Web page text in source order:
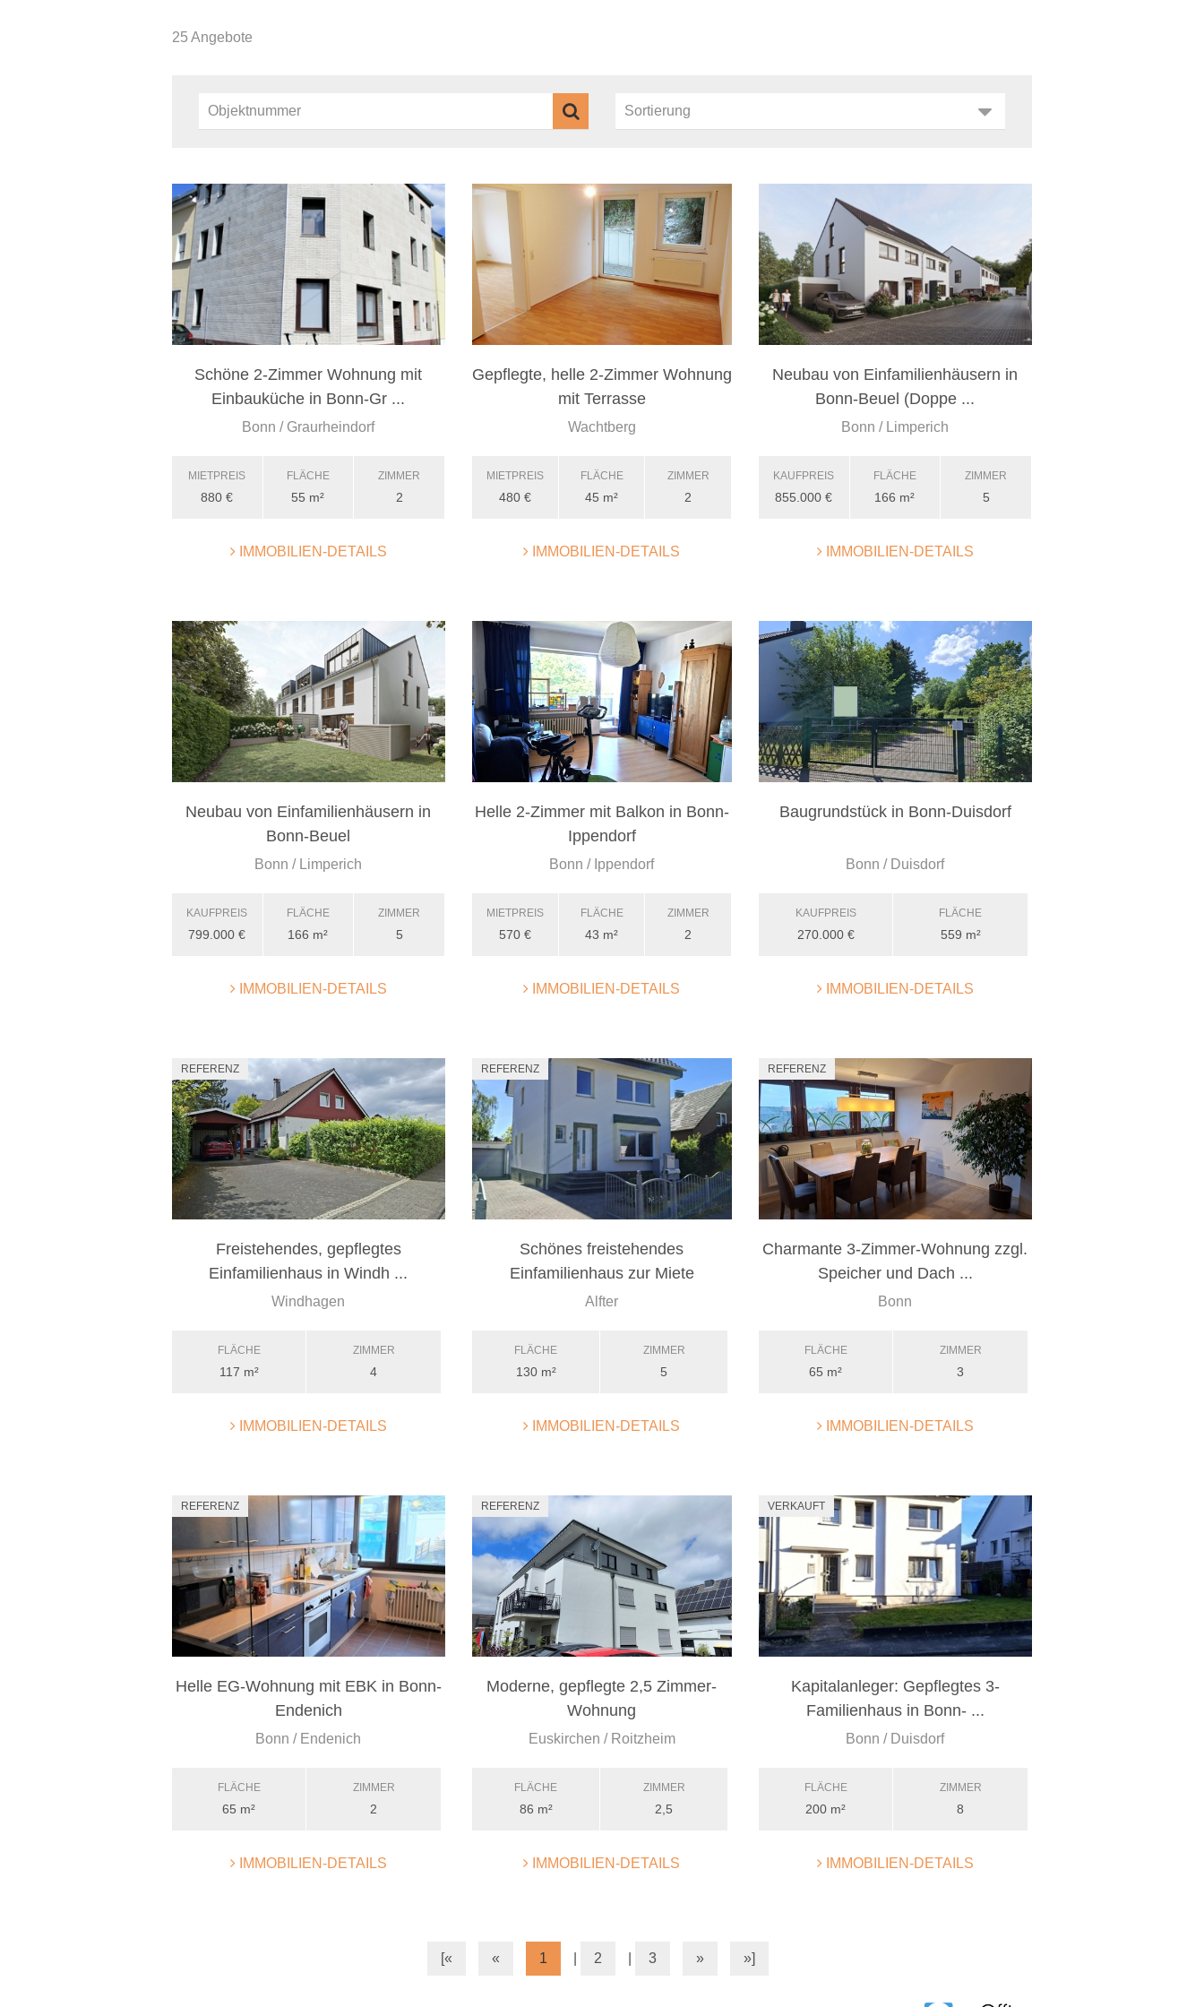
25 Angebote
Schöne 2-Zimmer Wohnung mit
Einbauküche in Bonn-Gr ...
Bonn / Graurheindorf
MIETPREIS
880 €
FLÄCHE
55 m²
ZIMMER
2
IMMOBILIEN-DETAILS
Gepflegte, helle 2-Zimmer Wohnung
mit Terrasse
Wachtberg
MIETPREIS
480 €
FLÄCHE
45 m²
ZIMMER
2
IMMOBILIEN-DETAILS
Neubau von Einfamilienhäusern in
Bonn-Beuel (Doppe ...
Bonn / Limperich
KAUFPREIS
855.000 €
FLÄCHE
166 m²
ZIMMER
5
IMMOBILIEN-DETAILS
Neubau von Einfamilienhäusern in
Bonn-Beuel
Bonn / Limperich
KAUFPREIS
799.000 €
FLÄCHE
166 m²
ZIMMER
5
IMMOBILIEN-DETAILS
Helle 2-Zimmer mit Balkon in Bonn-
Ippendorf
Bonn / Ippendorf
MIETPREIS
570 €
FLÄCHE
43 m²
ZIMMER
2
IMMOBILIEN-DETAILS
Baugrundstück in Bonn-Duisdorf
Bonn / Duisdorf
KAUFPREIS
270.000 €
FLÄCHE
559 m²
IMMOBILIEN-DETAILS
REFERENZ
Freistehendes, gepflegtes
Einfamilienhaus in Windh ...
Windhagen
FLÄCHE
117 m²
ZIMMER
4
IMMOBILIEN-DETAILS
REFERENZ
Schönes freistehendes
Einfamilienhaus zur Miete
Alfter
FLÄCHE
130 m²
ZIMMER
5
IMMOBILIEN-DETAILS
REFERENZ
Charmante 3-Zimmer-Wohnung zzgl.
Speicher und Dach ...
Bonn
FLÄCHE
65 m²
ZIMMER
3
IMMOBILIEN-DETAILS
REFERENZ
Helle EG-Wohnung mit EBK in Bonn-
Endenich
Bonn / Endenich
FLÄCHE
65 m²
ZIMMER
2
IMMOBILIEN-DETAILS
REFERENZ
Moderne, gepflegte 2,5 Zimmer-
Wohnung
Euskirchen / Roitzheim
FLÄCHE
86 m²
ZIMMER
2,5
IMMOBILIEN-DETAILS
VERKAUFT
Kapitalanleger: Gepflegtes 3-
Familienhaus in Bonn- ...
Bonn / Duisdorf
FLÄCHE
200 m²
ZIMMER
8
IMMOBILIEN-DETAILS
[« « 1 2 3 » »]